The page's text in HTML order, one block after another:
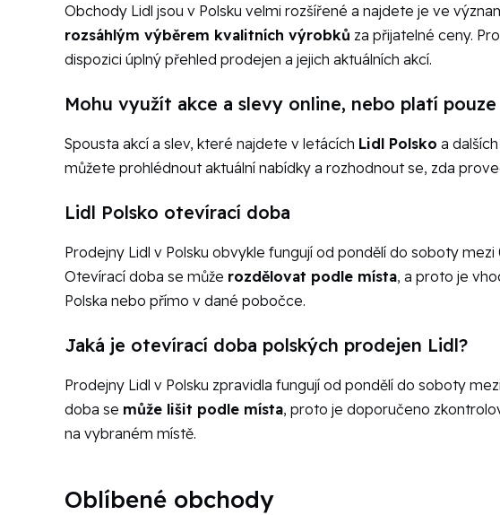
Obchody Lidl jsou v Polsku velmi rozšířené a najdete je ve
rozsáhlým výběrem kvalitních výrobků za přijatelné ceny.
dispozici úplný přehled prodejen a jejich aktuálních akcí.
Mohu využít akce a slevy online, nebo platí
Spousta akcí a slev, které najdete v letácích Lidl Polsko a
můžete prohlédnout aktuální nabídky a rozhodnout se, zda
Lidl Polsko otevírací doba
Prodejny Lidl v Polsku obvykle fungují od pondělí do soboty
Otevírací doba se může rozdělovat podle místa, a proto je
Polska nebo přímo v dané pobočce.
Jaká je otevírací doba polských prodejen Lidl?
Prodejny Lidl v Polsku zpravidla fungují od pondělí do soboty
doba se může lišit podle místa, proto je doporučeno
na vybraném místě.
Oblíbené obchody